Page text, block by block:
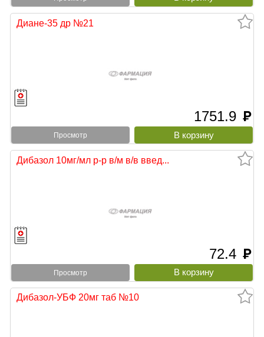
Диане-35 др №21
1751.9 руб
Просмотр
Дибазол 10мг/мл р-р в/м в/в введ...
72.4 руб
Просмотр
Дибазол-УБФ 20мг таб №10